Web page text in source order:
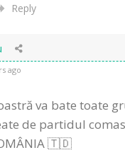
Reply
ago
va bate toate
de partidul
🇹🇩